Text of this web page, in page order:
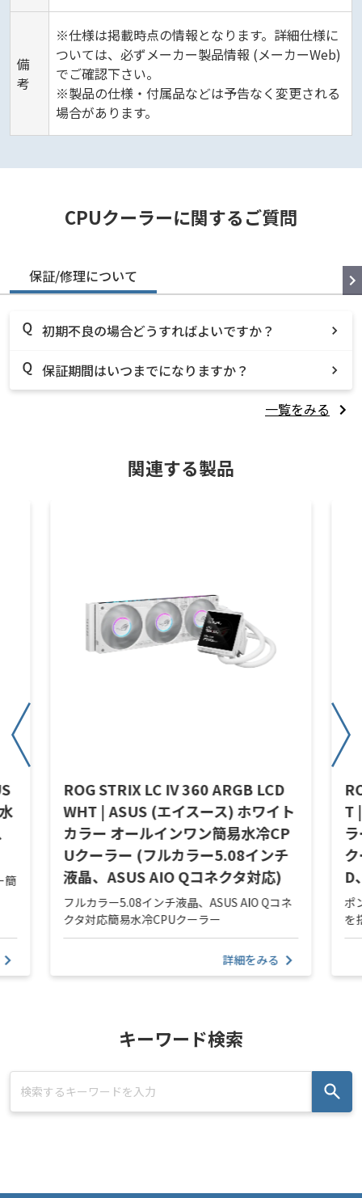
備
考
※仕様は掲載時点の情報となります。詳細仕様に
ついては、必ずメーカー製品情報 (メーカーWeb)
でご確認下さい。
※製品の仕様・付属品などは予告なく変更される
場合があります。
CPUクーラーに関するご質問
保証/修理について
初期不良の場合どうすればよいですか？
保証期間はいつまでになりますか？
一覧をみる
関連する製品
簡
ROG STRIX LC IV 360 ARGB LCD
WHT | ASUS (エイスース) ホワイト
カラー オールインワン簡易水冷CP
Uクーラー (フルカラー5.08インチ
液晶、ASUS AIO Qコネクタ対応)
フルカラー5.08インチ液晶、ASUS AIO Qコネ
クタ対応簡易水冷CPUクーラー
詳細をみる
T
D
ポ
を
キーワード検索